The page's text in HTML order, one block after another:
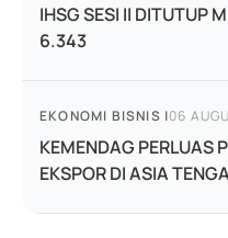
IHSG SESI II DITUTUP
6.343
EKONOMI BISNIS |06
KEMENDAG PERLUAS
EKSPOR DI ASIA